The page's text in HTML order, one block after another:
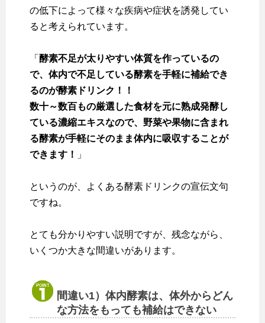
の低下によって様々な疾病や症状を誘発してい
ると考えられています。
「 酵素不足が太りやすい体質を作っているの
で、体内で不足している酵素を手軽に補給でき
るのが酵素ドリンク！！
数十～数百もの厳選した食材を元に熟成発酵し
ている濃縮エキスなので、野菜や果物に含まれ
る酵素が手軽にそのまま体内に吸収することが
できます！
」
というのが、よくある酵素ドリンクの宣伝文句
ですね。
とても分かりやすい説明ですが、残念ながら、
いくつか大きな間違いがあります。
間違い1）体内酵素は、体外からどん
な方法をもっても補給はできない